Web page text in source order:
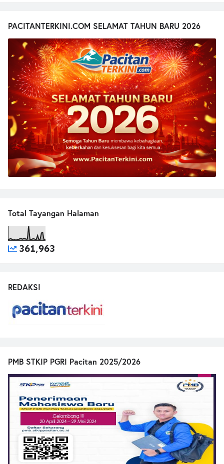
PACITANTERKINI.COM SELAMAT TAHUN BARU 2026
Total Tayangan Halaman
361,963
REDAKSI
PMB STKIP PGRI Pacitan 2025/2026